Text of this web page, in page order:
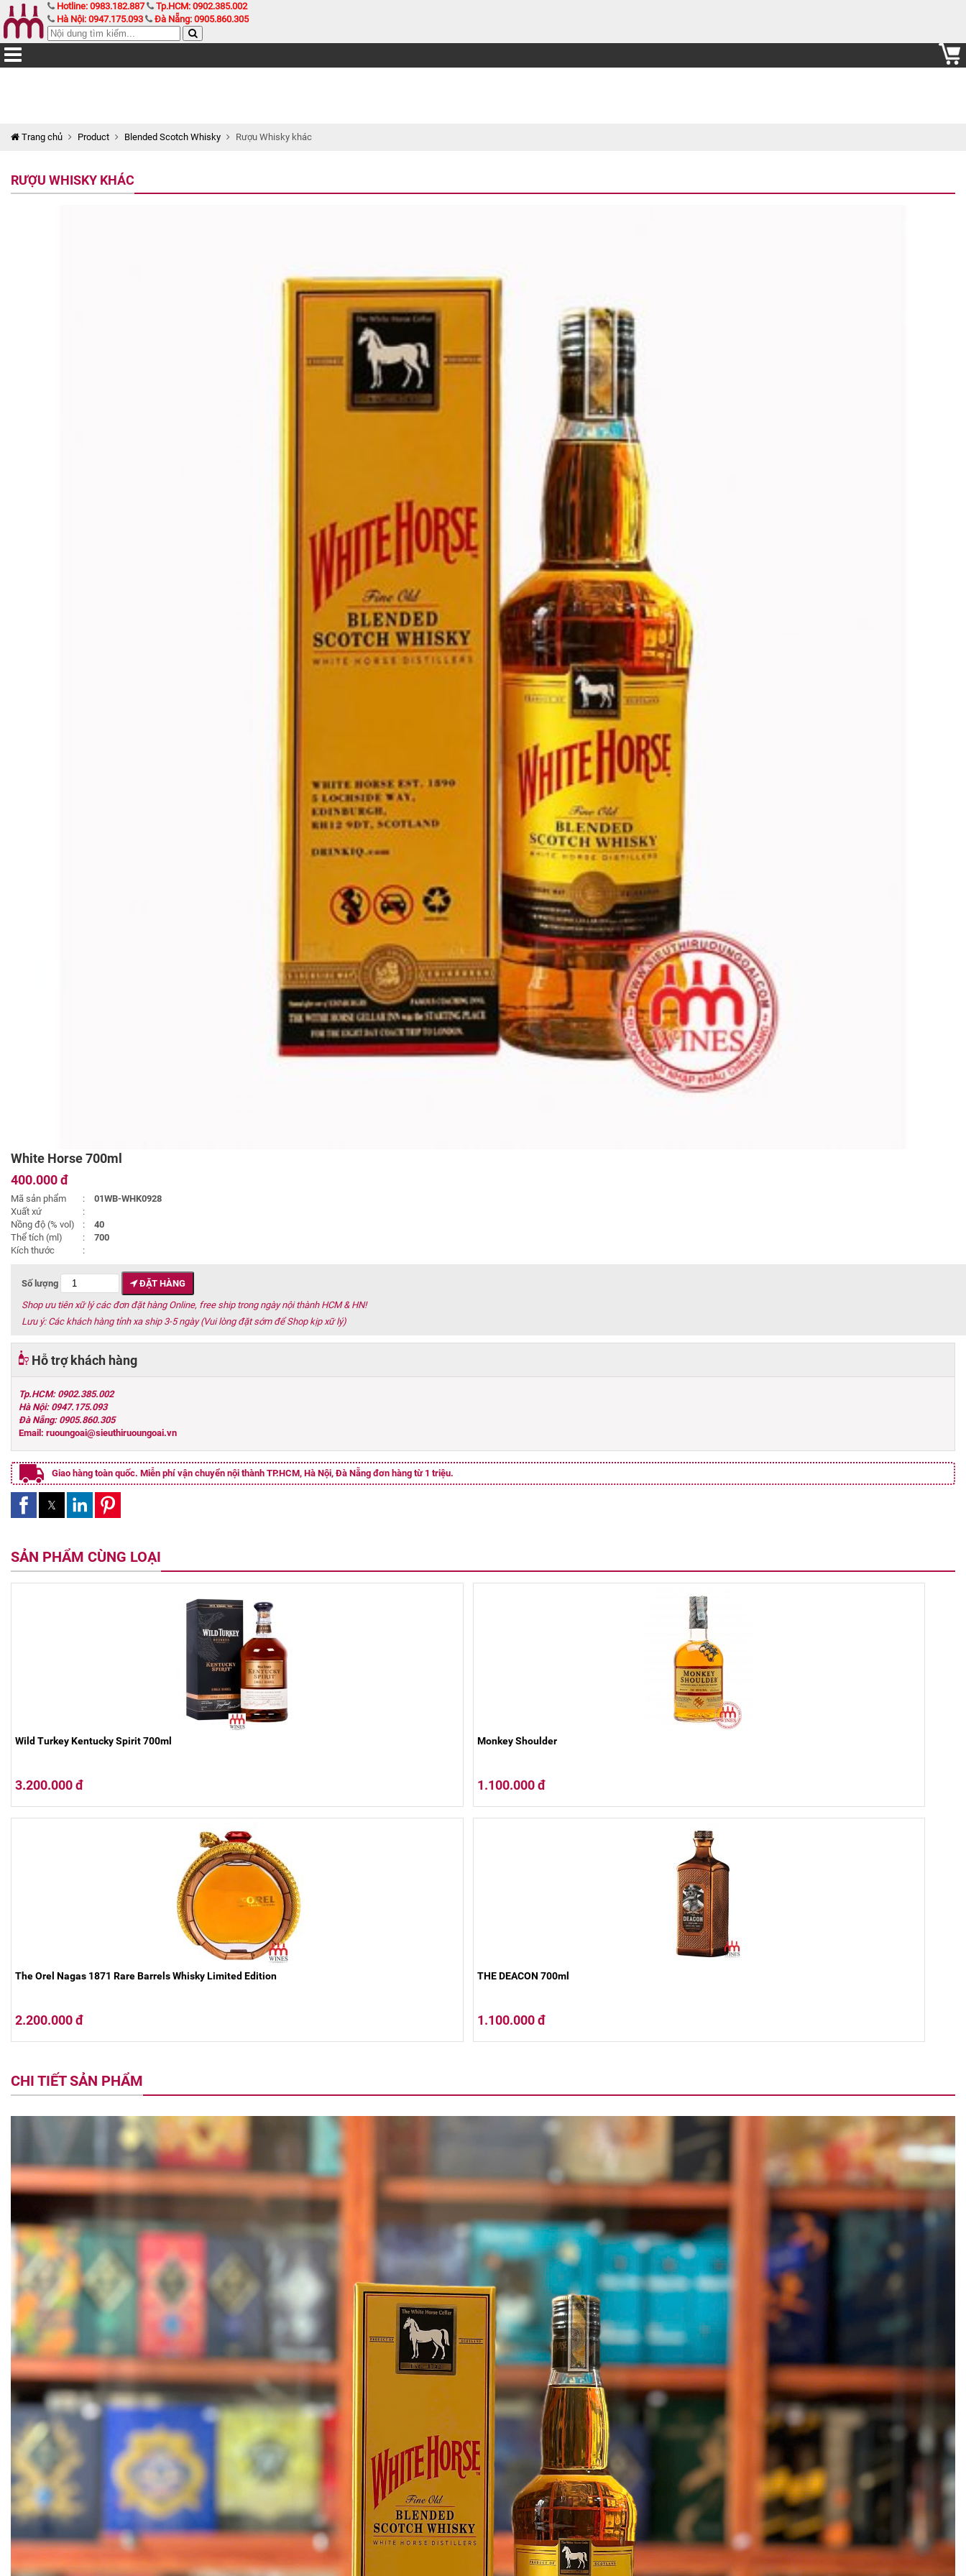
Hotline: 0983.182.887
Tp.HCM: 0902.385.002
Hà Nội: 0947.175.093
Đà Nẵng: 0905.860.305
Trang chủ Product Blended Scotch Whisky Rượu Whisky khác
RƯỢU WHISKY KHÁC
White Horse 700ml
400.000 đ
Mã sản phẩm :
01WB-WHK0928
Xuất xứ
:
Nồng độ (% vol)
:
40
Thể tích (ml)
:
700
Kích thước
:
Số lượng
ĐẶT HÀNG
Shop ưu tiên xữ lý các đơn đặt hàng Online, free ship trong ngày nội thành HCM & HN!
Lưu ý: Các khách hàng tỉnh xa ship 3-5 ngày (Vui lòng đặt sớm để Shop kịp xữ lý)
Hỗ trợ khách hàng
Tp.HCM: 0902.385.002
Hà Nội: 0947.175.093
Đà Nẵng: 0905.860.305
Email: ruoungoai@sieuthiruoungoai.vn
Giao hàng toàn quốc. Miễn phí vận chuyển nội thành TP.HCM, Hà Nội, Đà Nẵng đơn hàng từ 1 triệu.
SẢN PHẨM CÙNG LOẠI
Wild Turkey Kentucky Spirit 700ml
3.200.000 đ
Monkey Shoulder
1.100.000 đ
The Orel Nagas 1871 Rare Barrels Whisky Limited Edition
2.200.000 đ
THE DEACON 700ml
1.100.000 đ
CHI TIẾT SẢN PHẨM